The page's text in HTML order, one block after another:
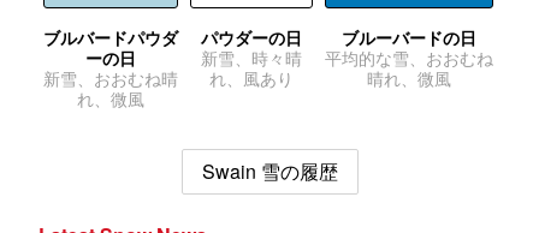
ブルバードパウダ
ーの日
新雪、おおむね晴
れ、微風
パウダーの日
新雪、時々晴
れ、風あり
ブルーバードの日
平均的な雪、おおむね
晴れ、微風
Swain 雪の履歴